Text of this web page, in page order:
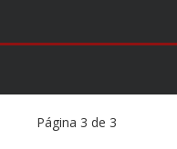
Página 3 de 3